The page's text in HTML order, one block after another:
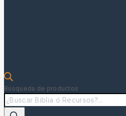
Búsqueda de productos